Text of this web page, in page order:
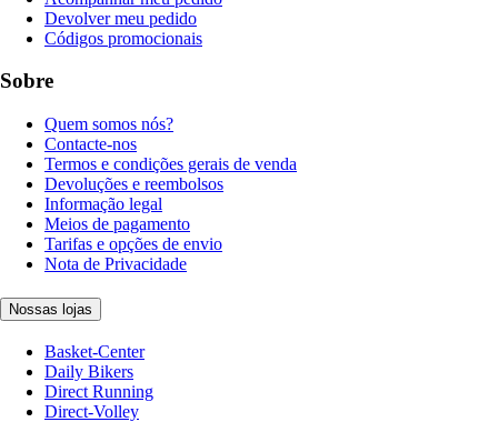
Devolver meu pedido
Códigos promocionais
Sobre
Quem somos nós?
Contacte-nos
Termos e condições gerais de venda
Devoluções e reembolsos
Informação legal
Meios de pagamento
Tarifas e opções de envio
Nota de Privacidade
Nossas lojas
Basket-Center
Daily Bikers
Direct Running
Direct-Volley